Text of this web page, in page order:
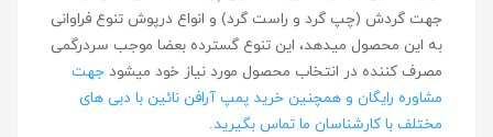
جهت گردش (چپ گرد و راست گرد) و انواع درپوش تنوع فراوانی
به این محصول میدهد، این تنوع گسترده بعضا موجب سردرگمی
مصرف کننده در انتخاب محصول مورد نیاز خود میشود جهت
مشاوره رایگان و همچنین خرید پمپ آرافن نائین با دبی های
مختلف با کارشناسان ما تماس بگیرید.